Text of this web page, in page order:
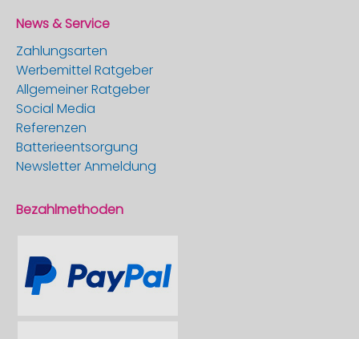
News & Service
Zahlungsarten
Werbemittel Ratgeber
Allgemeiner Ratgeber
Social Media
Referenzen
Batterieentsorgung
Newsletter Anmeldung
Bezahlmethoden